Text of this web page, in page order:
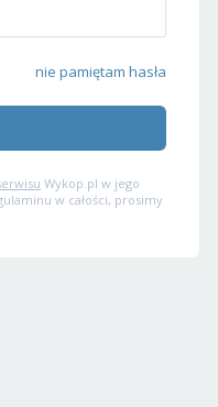
nie pamiętam hasła
Wykop.pl w jego
w całości, prosimy